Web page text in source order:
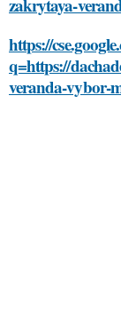
zakrytaya-
https://
q=https://
veranda-vybor-